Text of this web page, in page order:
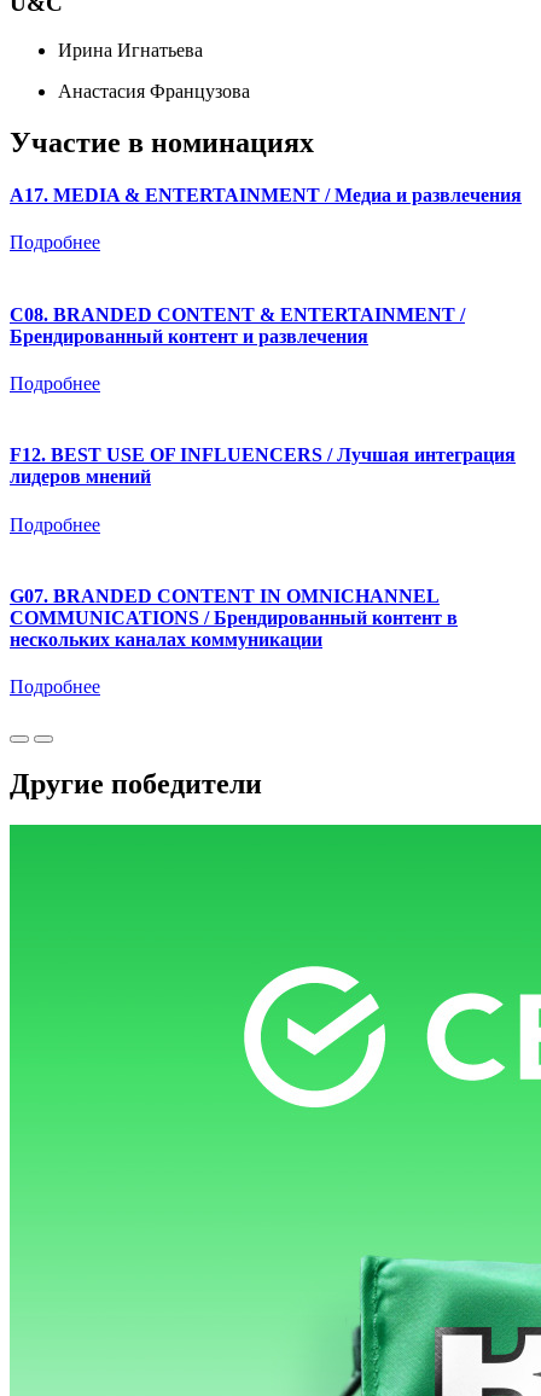
Ирина Игнатьева
Анастасия Французова
Участие в номинациях
A17. MEDIA & ENTERTAINMENT / Медиа и развлечения
Подробнее
C08. BRANDED CONTENT & ENTERTAINMENT /
Брендированный контент и развлечения
Подробнее
F12. BEST USE OF INFLUENCERS / Лучшая интеграция
лидеров мнений
Подробнее
G07. BRANDED CONTENT IN OMNICHANNEL
COMMUNICATIONS / Брендированный контент в
нескольких каналах коммуникации
Подробнее
Другие победители